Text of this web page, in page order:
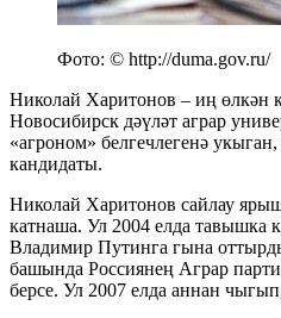
Фото: © http://duma.gov.ru/
Николай Харитонов – иң өлкән
Новосибирск дәүләт аграр
«агроном» белгечлегенә
кандидаты.
Николай Харитонов сайлау
катнаша. Ул 2004 елда тавышка
Владимир Путинга гына
башында Россиянең Аграр
берсе. Ул 2007 елда аннан